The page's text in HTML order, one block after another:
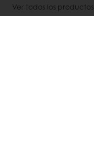
Ver todos los productos